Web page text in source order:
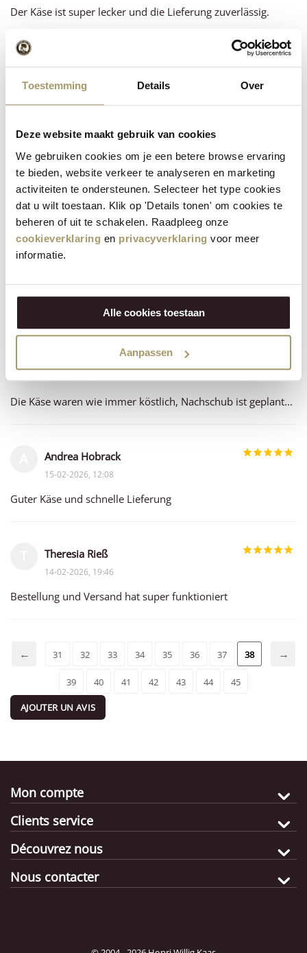
Toestemming Details Over
Deze website maakt gebruik van cookies
We gebruiken cookies om je een betere browse ervaring
te bieden, website verkeer te analyseren en marketing
activiteiten te ondersteunen. Selecteer het type cookies
dat u wilt toestaan. Klik op 'Details tonen' om cookies te
beheren of uit te schakelen. Raadpleeg onze
cookieverklaring en privacyverklaring voor meer
informatie.
Alle cookies toestaan
Aanpassen
Der Käse ist super lecker und die Lieferung zuverlässig.
D Dieter Becker
16-02-2026, 16:22
Altijd lekker :)
N Nick Hubbers
Alles top!
R Ramazan Gökyer
Die Käse waren wie immer köstlich, Nachschub ist geplant...
Andrea Hobrack
15-02-2026, 12:08
Guter Käse und schnelle Lieferung
Theresia Rieß
14-02-2026, 19:46
Bestellung und Versand hat super funktioniert
31 32 33 34 35 36 37 38
39 40 41 42 43 44 45
AJOUTER UN AVIS
Mon compte
Clients service
Découvrez nous
Nous contacter